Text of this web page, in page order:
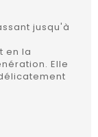
jusqu'à
en la
Elle